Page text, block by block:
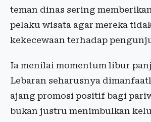
teman dinas sering
pelaku wisata agar mereka
kekecewaan terhadap
Ia menilai momentum libur
Lebaran seharusnya
ajang promosi positif bagi
bukan justru menimbulkan